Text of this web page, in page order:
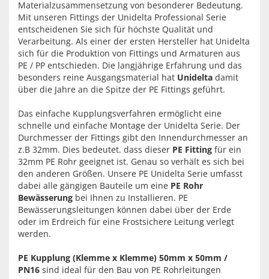
Materialzusammensetzung von besonderer Bedeutung.
Mit unseren Fittings der Unidelta Professional Serie
entscheidenen Sie sich für höchste Qualität und
Verarbeitung. Als einer der ersten Hersteller hat Unidelta
sich für die Produktion von Fittings und Armaturen aus
PE / PP entschieden. Die langjährige Erfahrung und das
besonders reine Ausgangsmaterial hat Unidelta damit
über die Jahre an die Spitze der PE Fittings geführt.
Das einfache Kupplungsverfahren ermöglicht eine
schnelle und einfache Montage der Unidelta Serie. Der
Durchmesser der Fittings gibt den Innendurchmesser an
z.B 32mm. Dies bedeutet. dass dieser PE Fitting für ein
32mm PE Rohr geeignet ist. Genau so verhält es sich bei
den anderen Größen. Unsere PE Unidelta Serie umfasst
dabei alle gängigen Bauteile um eine PE Rohr
Bewässerung bei Ihnen zu Installieren. PE
Bewässerungsleitungen können dabei über der Erde
oder im Erdreich für eine Frostsichere Leitung verlegt
werden.
PE Kupplung (Klemme x Klemme) 50mm x 50mm /
PN16 sind ideal für den Bau von PE Rohrleitungen